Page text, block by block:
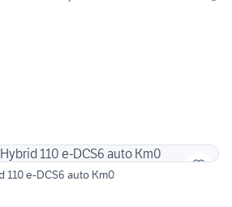
110 e-DCS6 auto Km0